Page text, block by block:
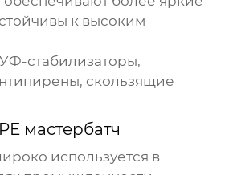
к высоким
УФ-стабилизаторы,
скользящие
мастербатч
используется в